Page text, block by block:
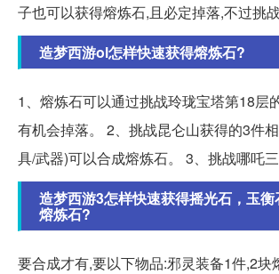
子也可以获得熔炼石,且必定掉落,不过挑
造梦西游ol怎样快速获得熔炼石?
1、熔炼石可以通过挑战玲珑宝塔第18层
有机会掉落。 2、挑战昆仑山获得的3件
具/武器)可以合成熔炼石。 3、挑战哪吒三
造梦西游3怎样快速获得摇光石，玉衡
熔炼石?
要合成才有,要以下物品:邪灵装备1件,2块